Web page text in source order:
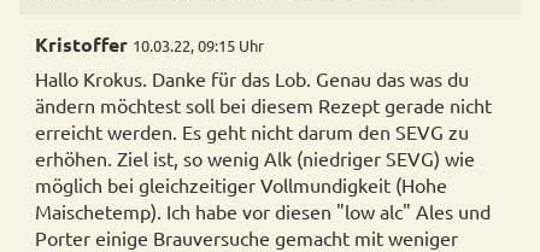
Kristoffer 10.03.22, 09:15 Uhr
Hallo Krokus. Danke für das Lob. Genau das was du
ändern möchtest soll bei diesem Rezept gerade nicht
erreicht werden. Es geht nicht darum den SEVG zu
erhöhen. Ziel ist, so wenig Alk (niedriger SEVG) wie
möglich bei gleichzeitiger Vollmundigkeit (Hohe
Maischetemp). Ich habe vor diesen "low alc" Ales und
Porter einige Brauversuche gemacht mit weniger